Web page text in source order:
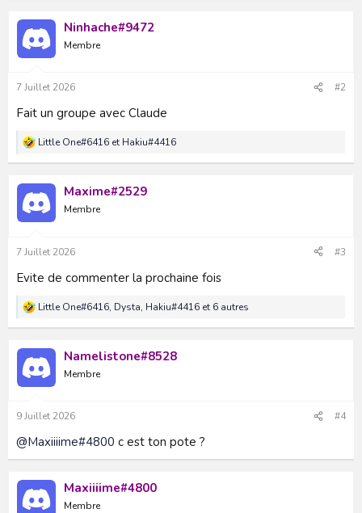
Ninhache#9472
Membre
7 Juillet 2026 #2
Fait un groupe avec Claude
R
é
c
t
i
o
s
Little One#6416 et Hakiu#4416
Maxime#2529
Membre
7 Juillet 2026 #3
Evite de commenter la prochaine fois
R
é
c
t
i
o
s
Little One#6416, Dysta, Hakiu#4416 et 6 autres
Namelistone#8528
Membre
9 Juillet 2026 #4
@Maxiiiime#4800 c est ton pote ?
Maxiiiime#4800
Membre